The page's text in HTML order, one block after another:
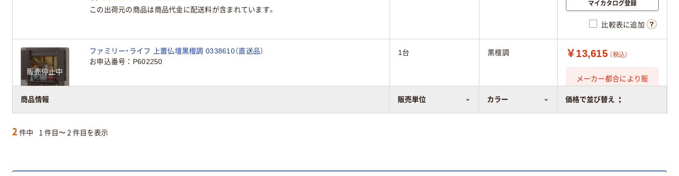
商品情報 販売単位 カラー 価格で並び替え
この出荷元の商品は商品代金に配送料が含まれています。
マイカタログ登録
比較表に追加
販売停止中
ファミリー・ライフ 上置仏壇黒檀調 0338610（直送品）
お申込番号
P602250
1台 黒檀調 ￥13,615 （税込）
メーカー都合により販
2 件中 1 件目〜 2 件目を表示